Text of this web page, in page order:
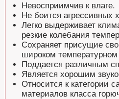
Невосприимчив к влаге.
Не боится агрессивных
Легко выдерживает
резкие колебания
Сохраняет присущие
широком температурном
Поддается различным
Является хорошим
Относится к категории
материалов класса